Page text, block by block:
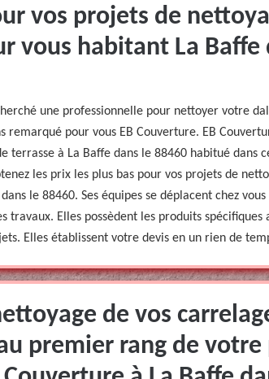
vos projets de
vous habitant La Baffe
une professionnelle pour nettoyer votre
remarqué pour vous EB Couverture. EB
terrasse à La Baffe dans le 88460 habitué dans
les prix les plus bas pour vos projets de
le 88460. Ses équipes se déplacent chez
travaux. Elles possèdent les produits spécifiques
Elles établissent votre devis en un rien de
de vos
premier rang de